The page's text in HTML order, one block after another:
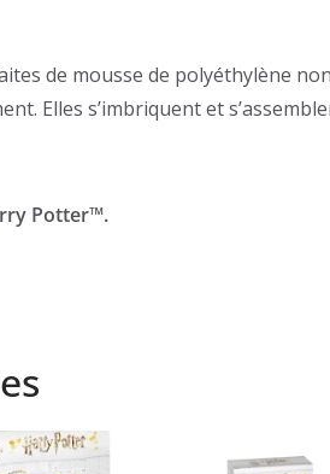
de mousse de polyéthylène
Elles s’imbriquent et
Potter™.